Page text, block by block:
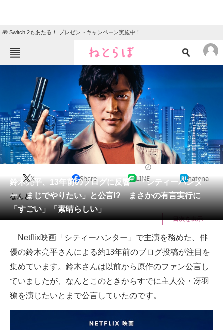
🎁 Switch 2もあたる！ プレゼントキャンペーン実施中！
ニュース
クイズ
グルメ 地域
住まい 教育・育児
動物 リサーチ
会員記事
メディア
注目記事を集めた総合ページ
スマホと通信の最新トレンド
進化するPCとデバイスの未来
鈴木亮平、13年前のブログに反響 「シティーハンタ
ー、まじでやりたい」と公言!? まさかの有言実行に
「すごい」「素晴らしい」
X Share LINE hatena
なんと。
目次を表示
Netflix映画「シティーハンター」で主演を務めた、俳
優の鈴木亮平さんによる約13年前のブログ投稿が注目を
集めています。鈴木さんは以前から原作のファン公言し
ていましたが、なんとこのときからすでに主人公・冴羽
獠を演じたいとまで公言していたのです。